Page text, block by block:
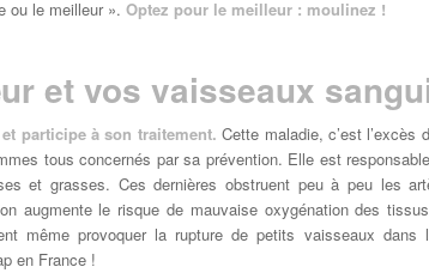
ou le meilleur ». Optez pour le meilleur : moulinez !
et vos vaisseaux
participe à son traitement. Cette maladie, c’est l’excès
tous concernés par sa prévention. Elle est
et grasses. Ces dernières obstruent peu à peu les
augmente le risque de mauvaise oxygénation des
même provoquer la rupture de petits vaisseaux dans
en France !